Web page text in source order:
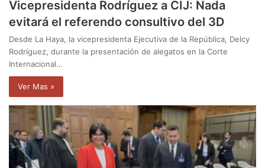
Vicepresidenta Rodríguez a CIJ: Nada
evitará el referendo consultivo del 3D
Desde La Haya, la vicepresidenta Ejecutiva de la República, Delcy
Rodríguez, durante la presentación de alegatos en la Corte
Internacional…
Ver Mas »